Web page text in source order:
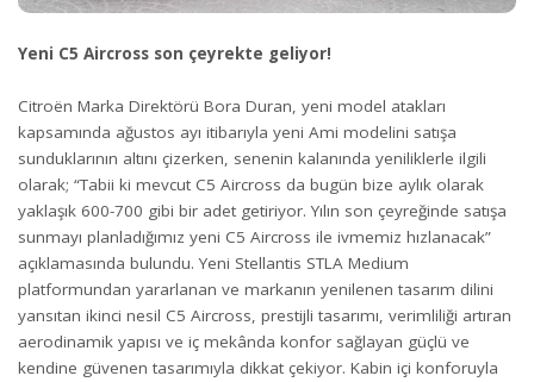
Yeni C5 Aircross son çeyrekte geliyor!
Citroën Marka Direktörü Bora Duran, yeni model atakları
kapsamında ağustos ayı itibarıyla yeni Ami modelini satışa
sunduklarının altını çizerken, senenin kalanında yeniliklerle ilgili
olarak; “Tabii ki mevcut C5 Aircross da bugün bize aylık olarak
yaklaşık 600-700 gibi bir adet getiriyor. Yılın son çeyreğinde satışa
sunmayı planladığımız yeni C5 Aircross ile ivmemiz hızlanacak”
açıklamasında bulundu. Yeni Stellantis STLA Medium
platformundan yararlanan ve markanın yenilenen tasarım dilini
yansıtan ikinci nesil C5 Aircross, prestijli tasarımı, verimliliği artıran
aerodinamik yapısı ve iç mekânda konfor sağlayan güçlü ve
kendine güvenen tasarımıyla dikkat çekiyor. Kabin içi konforuyla